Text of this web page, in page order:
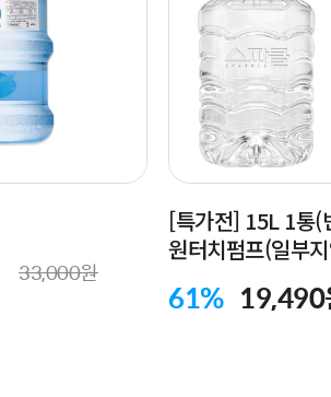
33,000원
[특가전] 15L 1통(
원터치펌프(일부
61% 19,490